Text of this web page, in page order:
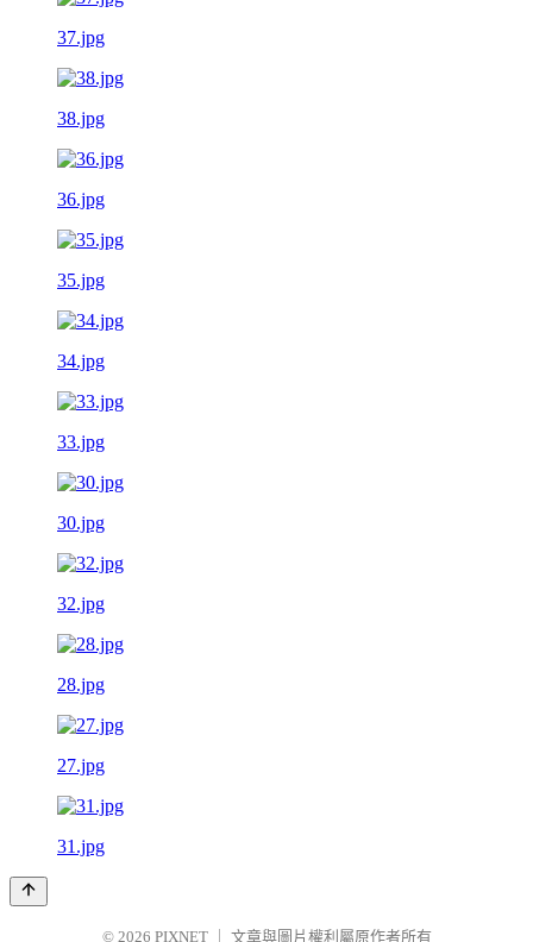
37.jpg
38.jpg
36.jpg
35.jpg
34.jpg
33.jpg
30.jpg
32.jpg
28.jpg
27.jpg
31.jpg
© 2026 PIXNET 文章與圖片權利屬原作者所有